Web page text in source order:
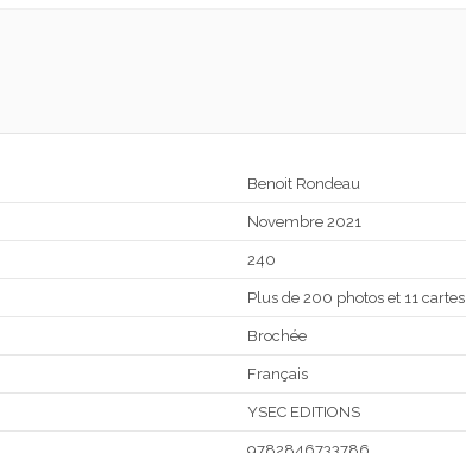
Benoit Rondeau
Novembre 2021
240
Plus de 200 photos et 11 cartes
Brochée
Français
YSEC EDITIONS
9782846733786